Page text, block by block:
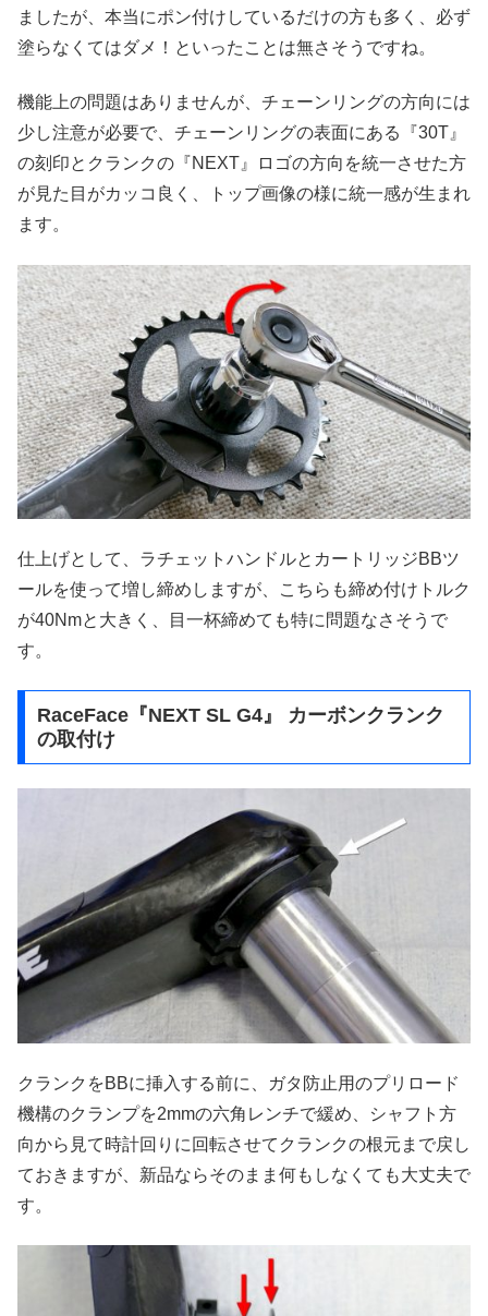
ましたが、本当にポン付けしているだけの方も多く、必ず
塗らなくてはダメ！といったことは無さそうですね。
機能上の問題はありませんが、チェーンリングの方向には
少し注意が必要で、チェーンリングの表面にある『30T』
の刻印とクランクの『NEXT』ロゴの方向を統一させた方
が見た目がカッコ良く、トップ画像の様に統一感が生まれ
ます。
仕上げとして、ラチェットハンドルとカートリッジBBツ
ールを使って増し締めしますが、こちらも締め付けトルク
が40Nmと大きく、目一杯締めても特に問題なさそうで
す。
RaceFace『NEXT SL G4』 カーボンクランク
の取付け
クランクをBBに挿入する前に、ガタ防止用のプリロード
機構のクランプを2mmの六角レンチで緩め、シャフト方
向から見て時計回りに回転させてクランクの根元まで戻し
ておきますが、新品ならそのまま何もしなくても大丈夫で
す。